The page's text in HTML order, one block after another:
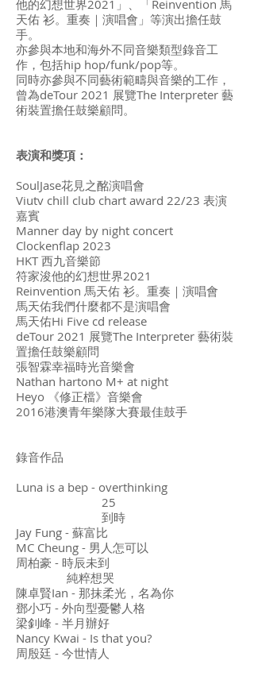
他的幻想世界2021」、「Reinvention 馬
天佑 衫。重奏｜演唱會」等演出擔任鼓
手。
亦參與本地和海外不同音樂類型錄音工
作，包括hip hop/funk/pop等。
同時亦參與不同藝術範疇與音樂的工作，
曾為deTour 2021 展覽The Interpreter 藝
術裝置擔任鼓樂顧問。
表演和獎項：
SoulJase花見之酩演唱會
Viutv chill club chart award 22/23 表演
嘉賓
Manner day by night concert
Clockenflap 2023
HKT 西九音樂節
符家浚他的幻想世界2021
Reinvention 馬天佑 衫。重奏｜演唱會
馬天佑我們什麼都不是演唱會
馬天佑Hi Five cd release
deTour 2021 展覽The Interpreter 藝術裝
置擔任鼓樂顧問
張智霖幸福時光音樂會
Nathan hartono M+ at night
Heyo 《修正檔》音樂會
2016港澳青年樂隊大賽最佳鼓手
錄音作品
Luna is a bep - overthinking
25
到時
Jay Fung - 蘇富比
MC Cheung - 男人怎可以
周柏豪 - 時辰未到
純粹想哭
陳卓賢Ian - 那抹柔光，名為你
鄧小巧 - 外向型憂鬱人格
梁釗峰 - 半月辦好
Nancy Kwai - Is that you?
周殷廷 - 今世情人